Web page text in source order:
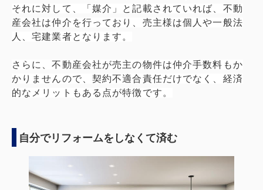
それに対して、「媒介」と記載されていれば、不動
産会社は仲介を行っており、売主様は個人や一般法
人、宅建業者となります。
さらに、不動産会社が売主の物件は仲介手数料もか
かりませんので、契約不適合責任だけでなく、経済
的なメリットもある点が特徴です。
自分でリフォームをしなくて済む